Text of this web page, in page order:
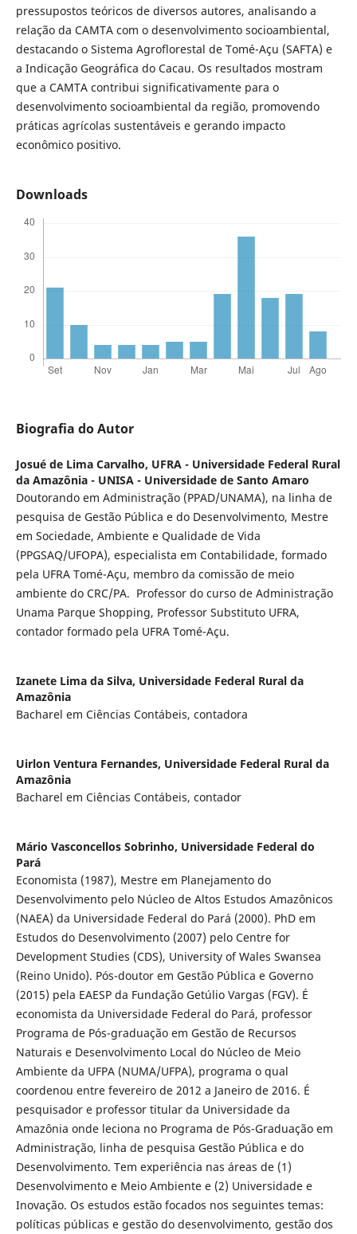
pressupostos teóricos de diversos autores, analisando a
relação da CAMTA com o desenvolvimento socioambiental,
destacando o Sistema Agroflorestal de Tomé-Açu (SAFTA) e
a Indicação Geográfica do Cacau. Os resultados mostram
que a CAMTA contribui significativamente para o
desenvolvimento socioambiental da região, promovendo
práticas agrícolas sustentáveis e gerando impacto
econômico positivo.
Downloads
Biografia do Autor
Josué de Lima Carvalho, UFRA - Universidade Federal Rural
da Amazônia - UNISA - Universidade de Santo Amaro
Doutorando em Administração (PPAD/UNAMA), na linha de
pesquisa de Gestão Pública e do Desenvolvimento, Mestre
em Sociedade, Ambiente e Qualidade de Vida
(PPGSAQ/UFOPA), especialista em Contabilidade, formado
pela UFRA Tomé-Açu, membro da comissão de meio
ambiente do CRC/PA. Professor do curso de Administração
Unama Parque Shopping, Professor Substituto UFRA,
contador formado pela UFRA Tomé-Açu.
Izanete Lima da Silva, Universidade Federal Rural da
Amazônia
Bacharel em Ciências Contábeis, contadora
Uirlon Ventura Fernandes, Universidade Federal Rural da
Amazônia
Bacharel em Ciências Contábeis, contador
Mário Vasconcellos Sobrinho, Universidade Federal do
Pará
Economista (1987), Mestre em Planejamento do
Desenvolvimento pelo Núcleo de Altos Estudos Amazônicos
(NAEA) da Universidade Federal do Pará (2000). PhD em
Estudos do Desenvolvimento (2007) pelo Centre for
Development Studies (CDS), University of Wales Swansea
(Reino Unido). Pós-doutor em Gestão Pública e Governo
(2015) pela EAESP da Fundação Getúlio Vargas (FGV). É
economista da Universidade Federal do Pará, professor
Programa de Pós-graduação em Gestão de Recursos
Naturais e Desenvolvimento Local do Núcleo de Meio
Ambiente da UFPA (NUMA/UFPA), programa o qual
coordenou entre fevereiro de 2012 a Janeiro de 2016. É
pesquisador e professor titular da Universidade da
Amazônia onde leciona no Programa de Pós-Graduação em
Administração, linha de pesquisa Gestão Pública e do
Desenvolvimento. Tem experiência nas áreas de (1)
Desenvolvimento e Meio Ambiente e (2) Universidade e
Inovação. Os estudos estão focados nos seguintes temas:
políticas públicas e gestão do desenvolvimento, gestão dos